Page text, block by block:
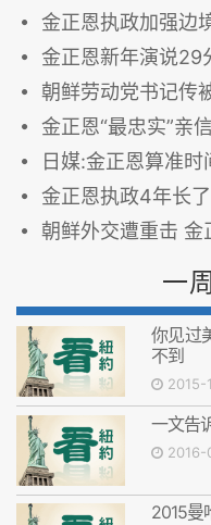
金正恩执政加强边
金正恩新年演说29
朝鲜劳动党书记传被
金正恩“最忠实”亲
日媒:金正恩算准时间
金正恩执政4年长
朝鲜外交遭重击 金
一
你见过
不到
2015-
一文告
2016-
2015曼